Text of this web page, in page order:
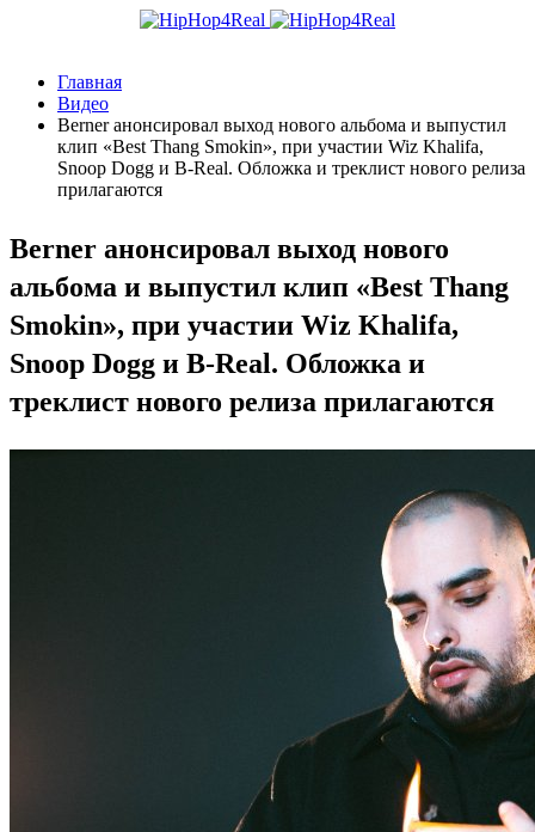
Главная
Видео
Berner анонсировал выход нового альбома и выпустил
клип «Best Thang Smokin», при участии Wiz Khalifa,
Snoop Dogg и B-Real. Обложка и треклист нового релиза
прилагаются
Berner анонсировал выход нового
альбома и выпустил клип «Best Thang
Smokin», при участии Wiz Khalifa,
Snoop Dogg и B-Real. Обложка и
треклист нового релиза прилагаются